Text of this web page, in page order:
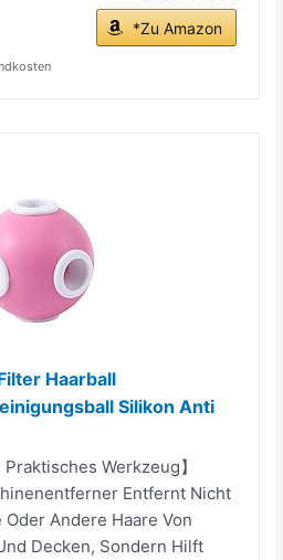
*Zu Amazon
Haarball
Silikon Anti
Praktisches Werkzeug】
Entfernt Nicht
Andere Haare Von
Decken, Sondern Hilft